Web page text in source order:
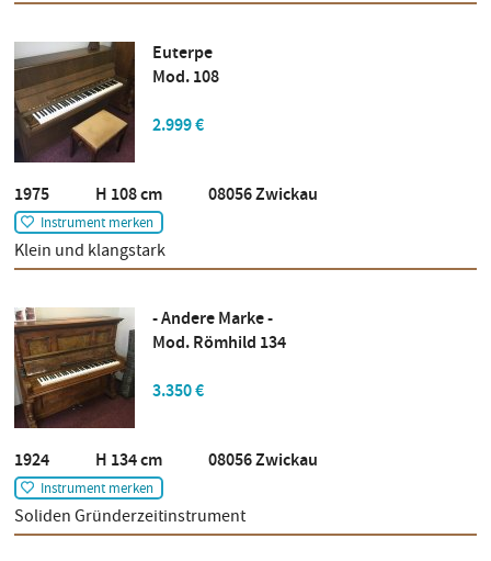
Euterpe
Mod. 108
2.999 €
1975 H 108 cm 08056 Zwickau
Instrument merken
Klein und klangstark
- Andere Marke -
Mod. Römhild 134
3.350 €
1924 H 134 cm 08056 Zwickau
Instrument merken
Soliden Gründerzeitinstrument